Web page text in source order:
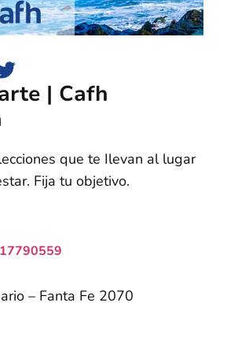
| Cafh
que te Ilevan al lugar
Fija tu objetivo.
– Fanta Fe 2070